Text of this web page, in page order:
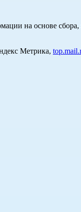
на основе сбора,
Метрика,